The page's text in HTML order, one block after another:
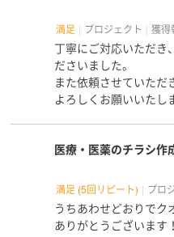
満足
プロジェクト 獲得
丁寧にご対応いただき
ださいました。
また依頼させていただ
よろしくお願いいたし
医療・医薬のチラシ作
満足 (5回リピート)
プロ
うちあわせどおりでク
ありがとうございます！